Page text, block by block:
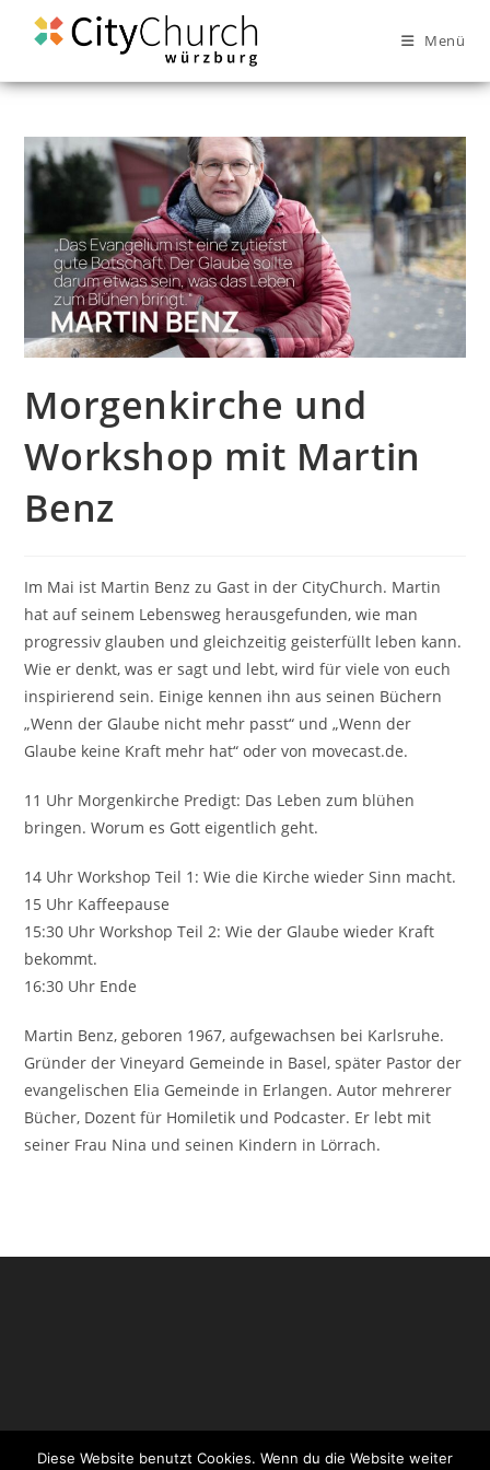
Menü
Morgenkirche und
Workshop mit Martin
Benz
Im Mai ist Martin Benz zu Gast in der CityChurch. Martin
hat auf seinem Lebensweg herausgefunden, wie man
progressiv glauben und gleichzeitig geisterfüllt leben kann.
Wie er denkt, was er sagt und lebt, wird für viele von euch
inspirierend sein. Einige kennen ihn aus seinen Büchern
„Wenn der Glaube nicht mehr passt“ und „Wenn der
Glaube keine Kraft mehr hat“ oder von movecast.de.
11 Uhr Morgenkirche Predigt: Das Leben zum blühen
bringen. Worum es Gott eigentlich geht.
14 Uhr Workshop Teil 1: Wie die Kirche wieder Sinn macht.
15 Uhr Kaffeepause
15:30 Uhr Workshop Teil 2: Wie der Glaube wieder Kraft
bekommt.
16:30 Uhr Ende
Martin Benz, geboren 1967, aufgewachsen bei Karlsruhe.
Gründer der Vineyard Gemeinde in Basel, später Pastor der
evangelischen Elia Gemeinde in Erlangen. Autor mehrerer
Bücher, Dozent für Homiletik und Podcaster. Er lebt mit
seiner Frau Nina und seinen Kindern in Lörrach.
Diese Website benutzt Cookies. Wenn du die Website weiter